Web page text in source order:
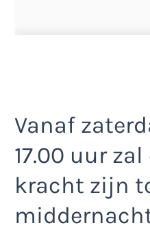
Vanaf
17.00 uur
kracht zijn